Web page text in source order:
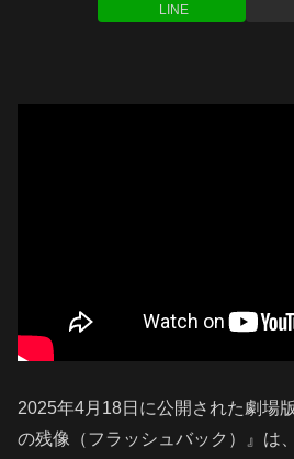
LINE
2025年4月18日に公開された劇場
の残像（フラッシュバック）』は